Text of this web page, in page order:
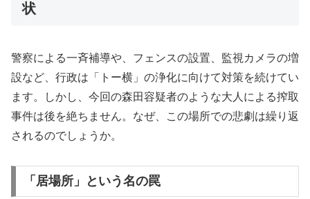
状
警察による一斉補導や、フェンスの設置、監視カメラの増
設など、行政は「トー横」の浄化に向けて対策を続けてい
ます。しかし、今回の森田容疑者のような大人による搾取
事件は後を絶ちません。なぜ、この場所での悲劇は繰り返
されるのでしょうか。
「居場所」という名の罠